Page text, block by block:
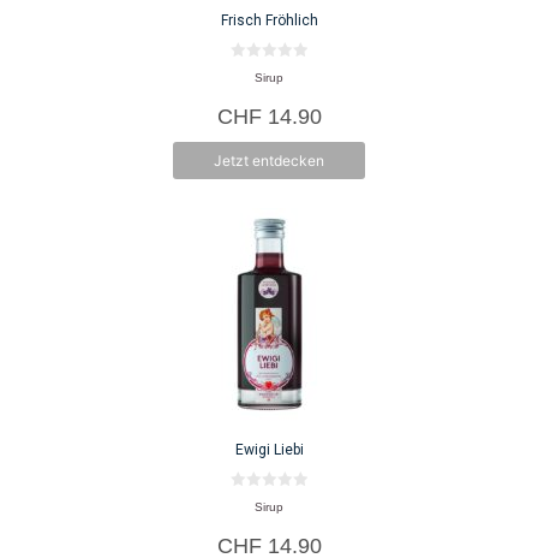
Frisch Fröhlich
n
5
Sirup
CHF14.90
Jetzt entdecken
Ewigi Liebi
n
Sirup
CHF14.90